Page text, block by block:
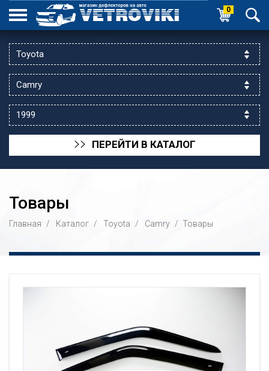
0
>> ПЕРЕЙТИ В КАТАЛОГ
Товары
Главная Каталог Toyota Camry Товары